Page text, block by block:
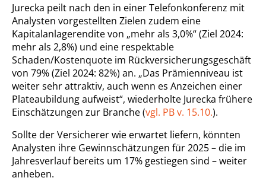
Jurecka peilt nach den in einer Telefonkonferenz mit
Analysten vorgestellten Zielen zudem eine
Kapitalanlagerendite von „mehr als 3,0%“ (Ziel 2024:
mehr als 2,8%) und eine respektable
Schaden/Kostenquote im Rückversicherungsgeschäft
von 79% (Ziel 2024: 82%) an. „Das Prämienniveau ist
weiter sehr attraktiv, auch wenn es Anzeichen einer
Plateaubildung aufweist“, wiederholte Jurecka frühere
Einschätzungen zur Branche (vgl. PB v. 15.10.).
Sollte der Versicherer wie erwartet liefern, könnten
Analysten ihre Gewinnschätzungen für 2025 – die im
Jahresverlauf bereits um 17% gestiegen sind – weiter
anheben.